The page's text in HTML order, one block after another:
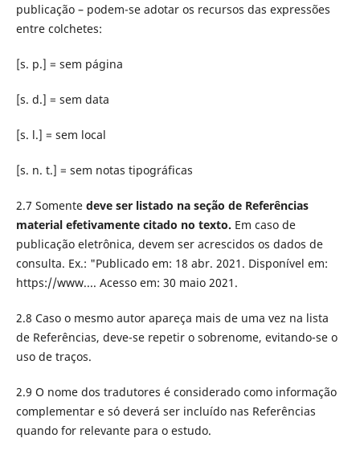
publicação – podem-se adotar os recursos das expressões
entre colchetes:
[s. p.] = sem página
[s. d.] = sem data
[s. l.] = sem local
[s. n. t.] = sem notas tipográficas
2.7 Somentedeve ser listado na seção de Referências
material efetivamente citado no texto. Em caso de
publicação eletrônica, devem ser acrescidos os dados de
consulta. Ex.: "Publicado em: 18 abr. 2021. Disponível em:
https://www.... Acesso em: 30 maio 2021.
2.8 Caso o mesmo autor apareça mais de uma vez na lista
de Referências, deve-se repetir o sobrenome, evitando-se o
uso de traços.
2.9 O nome dos tradutores é considerado como informação
complementar e só deverá ser incluído nas Referências
quando for relevante para o estudo.